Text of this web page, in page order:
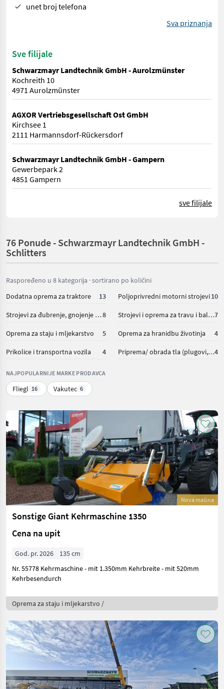
unet broj telefona
Sva priznanja
Sve filijale
Schwarzmayr Landtechnik GmbH - Aurolzmünster
Kochreith 10
4971 Aurolzmünster
AGXOR Vertriebsgesellschaft Ost GmbH
Kirchsee 1
2111 Harmannsdorf-Rückersdorf
Schwarzmayr Landtechnik GmbH - Gampern
Gewerbepark 2
4851 Gampern
sve filijale
76 Ponude - Schwarzmayr Landtechnik GmbH -
Schlitters
Raspoređeno u 8 kategorija · sortirano po količini
Dodatna oprema za traktore
13 Poljoprivredni motorni strojevi10
Strojevi za đubrenje, gnojenje i navodnjavanje8 Strojevi i oprema za travu i baliranje7
Oprema za staju i mljekarstvo 5 Oprema za hranidbu životinja 4
Prikolice i transportna vozila 4 Priprema/ obrada tla (plugovi, kultivatori, tanjurače i dr.)4
NAJPOPULARNIJE MARKE PRODAVCA
Fliegl 16 Vakutec 6
Nova mašina
Sonstige Giant Kehrmaschine 1350
Cena na upit
God. pr. 2026
135 cm
Nr. 55778 Kehrmaschine - mit 1.350mm Kehrbreite - mit 520mm
Kehrbesendurch
Oprema za staju i mljekarstvo /